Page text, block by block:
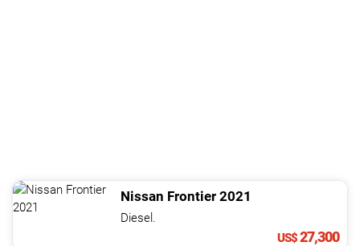
Nissan Frontier 2021
Diesel.
US$27,300